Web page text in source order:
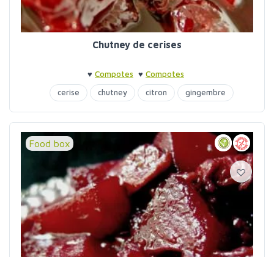
Chutney de cerises
♥ Compotes ♥ Compotes
cerise
chutney citron gingembre
Food box